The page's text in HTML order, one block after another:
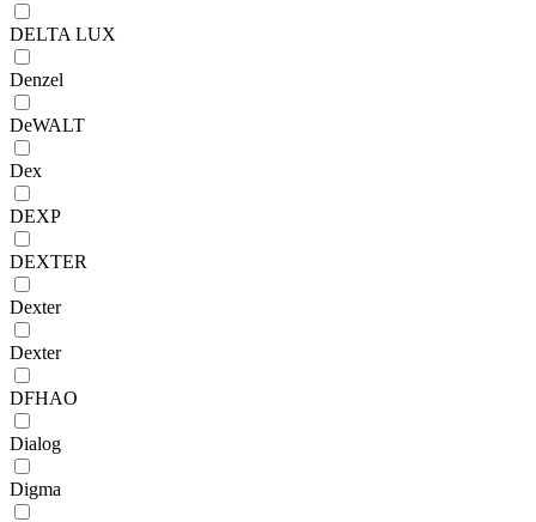
DELTA LUX
Denzel
DeWALT
Dex
DEXP
DEXTER
Dexter
Dexter
DFHAO
Dialog
Digma